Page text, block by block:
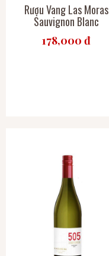
Rượu Vang Las Moras
Sauvignon Blanc
178,000 đ